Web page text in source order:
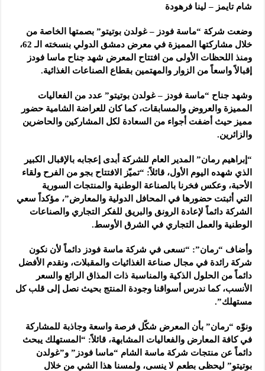
شام تايمز – لينا فرهودة
وضعت شركة “ماسة فودز – غولدن بوتيتو” بصمتها الخاصة من
خلال مشاركتها المميزة في معرض دمشق الدولي بنسخته الـ 62،
ومنذ اللحظات الأولى من افتتاح المعرض شهد جناح ماسا فودز
إقبالاً واسعاً من الزوار والمهتمين بقطاع الصناعات الغذائية.
وشهد جناح “ماسة فودز – غولدن بوتيتو” عدد من الفعاليات
المميزة والعروض والمسابقات، كما كان للعراضة الشامية حضور
مميز حيث أضفت أجواء من السعادة لكل المشاركين والحاضرين
والزائرين.
“إبراهيم رمان” المدير العام للشركة أبدى إعجابه بالإقبال الكبير
الذي شهده اليوم الأول، قائلاً: “تميّز الافتتاح بجو من الفرح ولقاء
الأحبة، وعكس فخرنا بالصناعة الوطنية والمنتجات السورية
التي أثبتت حضورها في المحافل الدولية والمعارض”، مؤكداً سعي
الشركة دائماً لإعادة الرونق والبريق للفكر التجاري والصناعات
الوطنية والعمل التجاري في الشرق الأوسط.
وأضاف “رمان”: “نسعى في شركة ماسة فودز دائماً لأن نكون
شركة رائدة في مجال صناعة الغذائيات والمقبلات، ونقدم الأفضل
دائماً من الحلول الذكية والمناسبة ذات المذاق الرائع والسعر
الأنسب، كما ندرس أسواقنا وجودة المنتج بحيث نصل إلى قلب كل
مستهلك”.
ونوّه “رمان” بأن المعرض شكّل فرصة واسعة وجاذبة للمشاركة
في كافة المعارض والفعاليات المشابهة، قائلاً: “المستهلك يبحث
دائماً عن منتجات شركة ماسة الشام “ماسا فودز” و”غولدن
بوتيتو” ليحظى بطعم لا ينسى، ولمسنا هذا الشي من خلال